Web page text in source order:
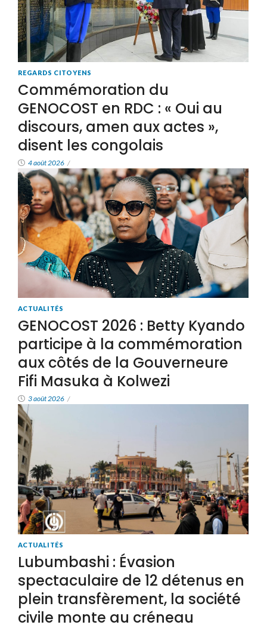
REGARDS CITOYENS
Commémoration du
GENOCOST en RDC : « Oui au
discours, amen aux actes »,
disent les congolais
4 août 2026 /
ACTUALITÉS
GENOCOST 2026 : Betty Kyando
participe à la commémoration
aux côtés de la Gouverneure
Fifi Masuka à Kolwezi
3 août 2026 /
ACTUALITÉS
Lubumbashi : Évasion
spectaculaire de 12 détenus en
plein transfèrement, la société
civile monte au créneau